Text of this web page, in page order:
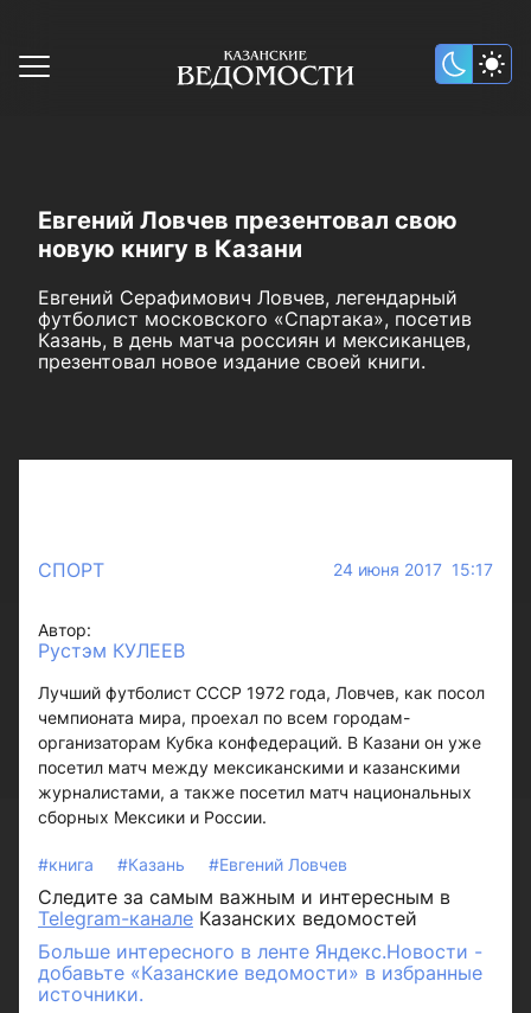
Евгений Ловчев презентовал свою
новую книгу в Казани
Евгений Серафимович Ловчев, легендарный
футболист московского «Спартака», посетив
Казань, в день матча россиян и мексиканцев,
презентовал новое издание своей книги.
СПОРТ 24 июня 2017 15:17
Автор:
Рустэм КУЛЕЕВ
Лучший футболист СССР 1972 года, Ловчев, как посол
чемпионата мира, проехал по всем городам-
организаторам Кубка конфедераций. В Казани он уже
посетил матч между мексиканскими и казанскими
журналистами, а также посетил матч национальных
сборных Мексики и России.
#книга #Казань #Евгений Ловчев
Следите за самым важным и интересным в
Telegram-канале Казанских ведомостей
Больше интересного в ленте Яндекс.Новости -
добавьте «Казанские ведомости» в избранные
источники.